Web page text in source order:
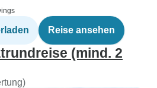
Reise ansehen
(mind. 2